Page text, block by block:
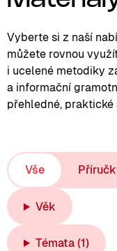
Vyberte si z naší
můžete rovnou
i ucelené metodiky
a informační
přehledné,
Vše
Věk
Témata (1)